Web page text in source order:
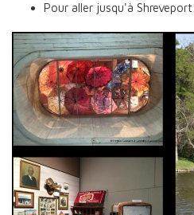
Pour aller jusqu'à